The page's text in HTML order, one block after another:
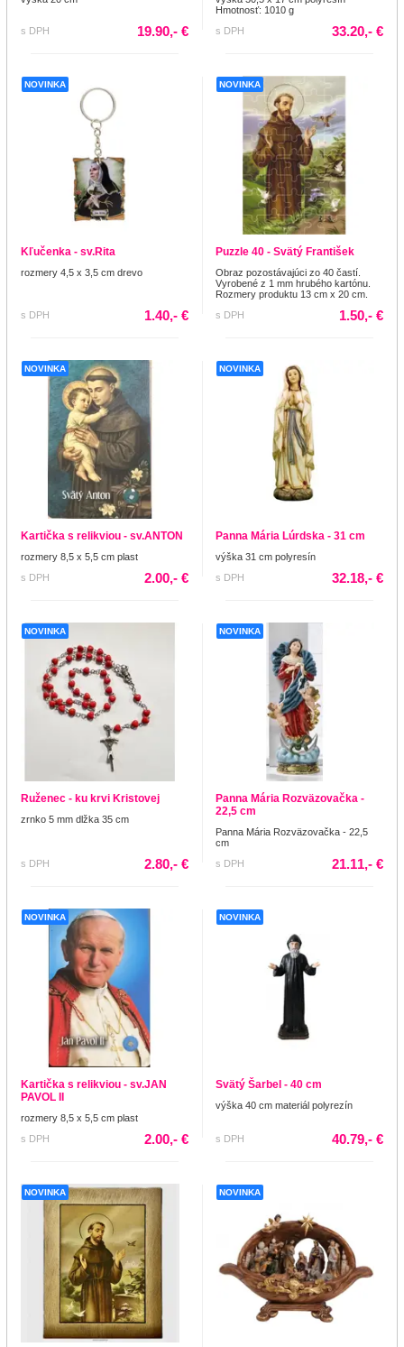
s DPH 19.90,- €
Hmotnosť: 1010 g
s DPH
33.20,- €
NOVINKA
Kľučenka - sv.Rita
rozmery 4,5 x 3,5 cm drevo
s DPH 1.40,- €
NOVINKA
Puzzle 40 - Svätý František
Obraz pozostávajúci zo 40 častí.
Vyrobené z 1 mm hrubého kartónu.
Rozmery produktu 13 cm x 20 cm.
s DPH
1.50,- €
NOVINKA
Kartička s relikviou - sv.ANTON
rozmery 8,5 x 5,5 cm plast
s DPH
2.00,- €
NOVINKA
Panna Mária Lúrdska - 31 cm
výška 31 cm polyresín
s DPH
32.18,- €
NOVINKA
Ruženec - ku krvi Kristovej
zrnko 5 mm dlžka 35 cm
s DPH 2.80,- €
NOVINKA
Panna Mária Rozväzovačka -
22,5 cm
Panna Mária Rozväzovačka - 22,5
cm
s DPH
21.11,- €
NOVINKA
Kartička s relikviou - sv.JAN
PAVOL II
rozmery 8,5 x 5,5 cm plast
s DPH
2.00,- €
NOVINKA
Svätý Šarbel - 40 cm
výška 40 cm materiál polyrezín
s DPH 40.79,- €
NOVINKA NOVINKA